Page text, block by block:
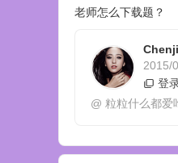
老师怎么下载题？
2015/
登
@ 粒粒什么都爱